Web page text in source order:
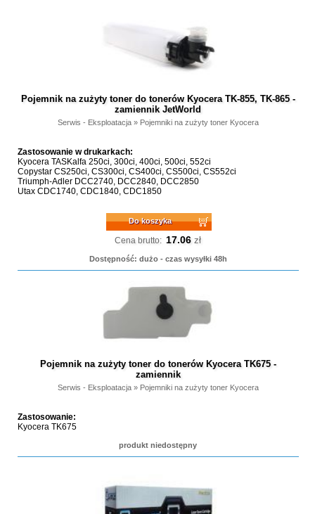
Pojemnik na zużyty toner do tonerów Kyocera TK-855, TK-865 -
zamiennik JetWorld
Serwis - Eksploatacja» Pojemniki na zużyty toner Kyocera
Zastosowanie w drukarkach:
Kyocera TASKalfa 250ci, 300ci, 400ci, 500ci, 552ci
Copystar CS250ci, CS300ci, CS400ci, CS500ci, CS552ci
Triumph-Adler DCC2740, DCC2840, DCC2850
Utax CDC1740, CDC1840, CDC1850
Do koszyka
Cena brutto: 17.06 zł
Dostępność: dużo - czas wysyłki 48h
Pojemnik na zużyty toner do tonerów Kyocera TK675 -
zamiennik
Serwis - Eksploatacja» Pojemniki na zużyty toner Kyocera
Zastosowanie:
Kyocera TK675
produkt niedostępny